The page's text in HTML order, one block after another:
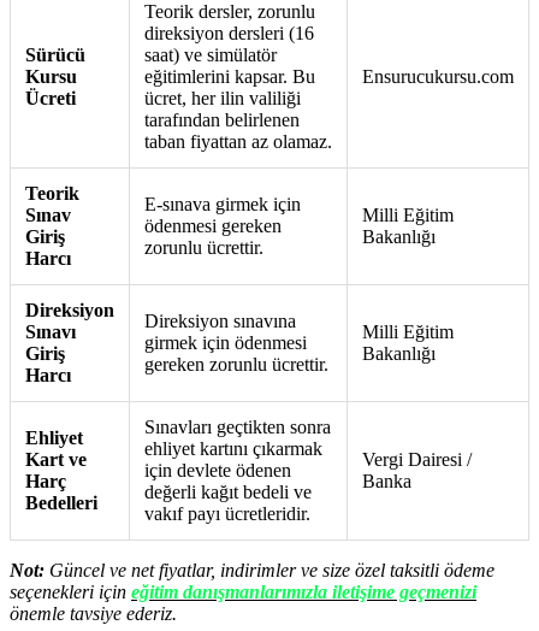
Sürücü
Kursu
Ücreti
Teorik dersler, zorunlu
direksiyon dersleri (16
saat) ve simülatör
eğitimlerini kapsar. Bu
ücret, her ilin valiliği
tarafından belirlenen
taban fiyattan az olamaz.
Ensurucukursu.com
Teorik
Sınav
Giriş
Harcı
E-sınava girmek için
ödenmesi gereken
zorunlu ücrettir.
Milli Eğitim
Bakanlığı
Direksiyon
Sınavı
Giriş
Harcı
Direksiyon sınavına
girmek için ödenmesi
gereken zorunlu ücrettir.
Milli Eğitim
Bakanlığı
Ehliyet
Kart ve
Harç
Bedelleri
Sınavları geçtikten sonra
ehliyet kartını çıkarmak
için devlete ödenen
değerli kağıt bedeli ve
vakıf payı ücretleridir.
Vergi Dairesi /
Banka
Not: Güncel ve net fiyatlar, indirimler ve size özel taksitli ödeme
seçenekleri için eğitim danışmanlarımızla iletişime geçmenizi
önemle tavsiye ederiz.